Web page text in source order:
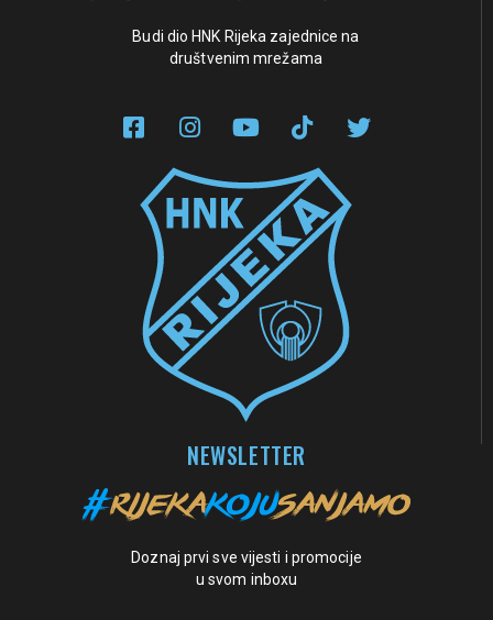
Budi dio HNK Rijeka zajednice na
društvenim mrežama
NEWSLETTER
Doznaj prvi sve vijesti i promocije
u svom inboxu